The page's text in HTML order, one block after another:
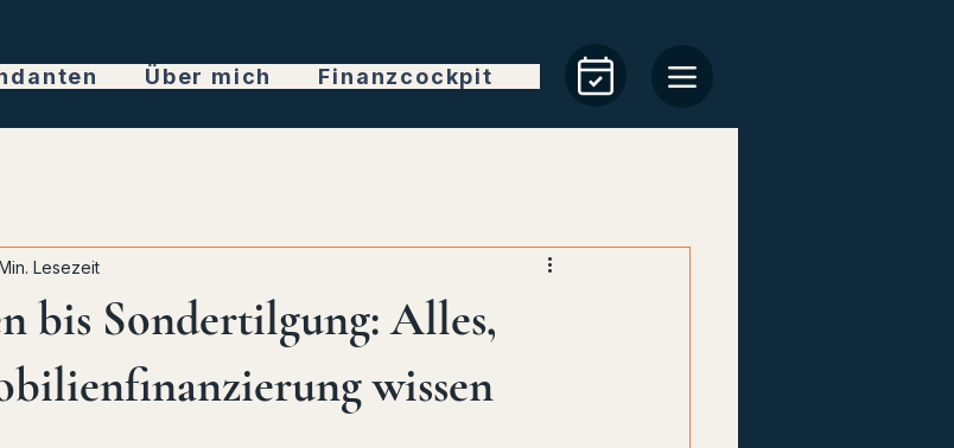
Über mich Finanzcockpit
bis Sondertilgung: Alles,
wissen
Lesezeit